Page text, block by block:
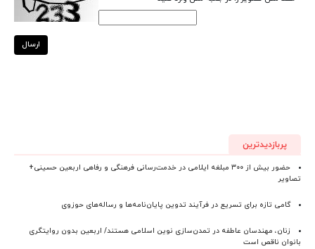
ارسال
پربازدیدترین
حضور بیش از ۳۰۰ مبلغه ایلامی در خدمت‌رسانی فرهنگی و رفاهی اربعین حسینی+
تصاویر
گامی تازه برای تسریع در فرآیند تدوین پایان‌نامه‌ها و رساله‌های حوزوی
زنان، مهندسان عاطفه در تمدن‌سازی نوین اسلامی هستند/ اربعین بدون روایتگری
بانوان ناقص است